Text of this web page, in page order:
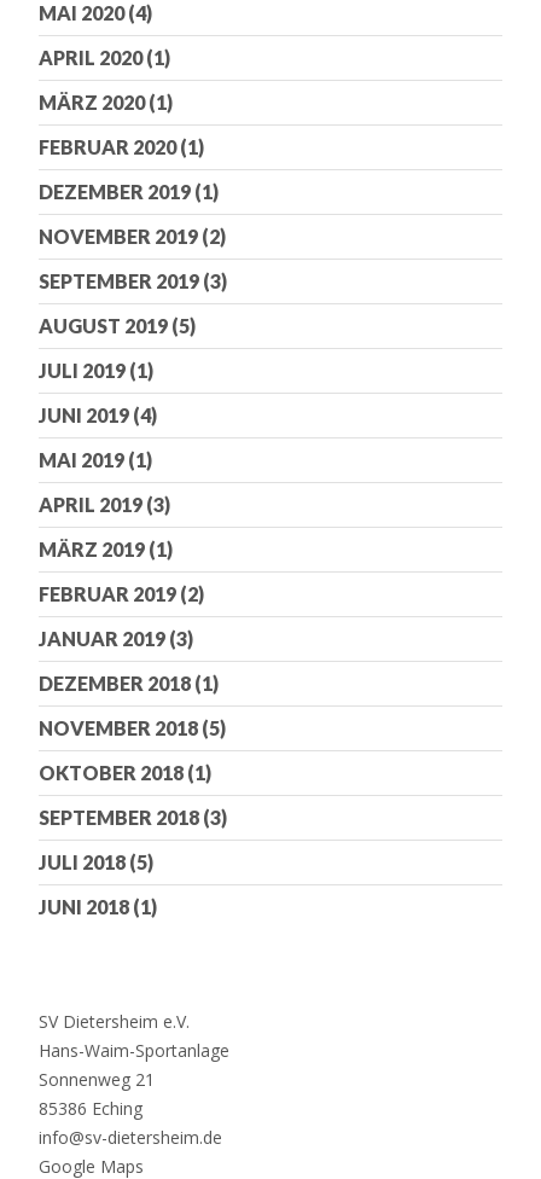
MAI 2020(4)
APRIL 2020(1)
MÄRZ 2020(1)
FEBRUAR 2020(1)
DEZEMBER 2019 (1)
NOVEMBER 2019 (2)
SEPTEMBER 2019 (3)
AUGUST 2019 (5)
JULI 2019 (1)
JUNI 2019 (4)
MAI 2019 (1)
APRIL 2019 (3)
MÄRZ 2019 (1)
FEBRUAR 2019 (2)
JANUAR 2019 (3)
DEZEMBER 2018 (1)
NOVEMBER 2018 (5)
OKTOBER 2018 (1)
SEPTEMBER 2018 (3)
JULI 2018 (5)
JUNI 2018 (1)
SV Dietersheim e.V.
Hans-Waim-Sportanlage
Sonnenweg 21
85386 Eching
info@sv-dietersheim.de
Google Maps